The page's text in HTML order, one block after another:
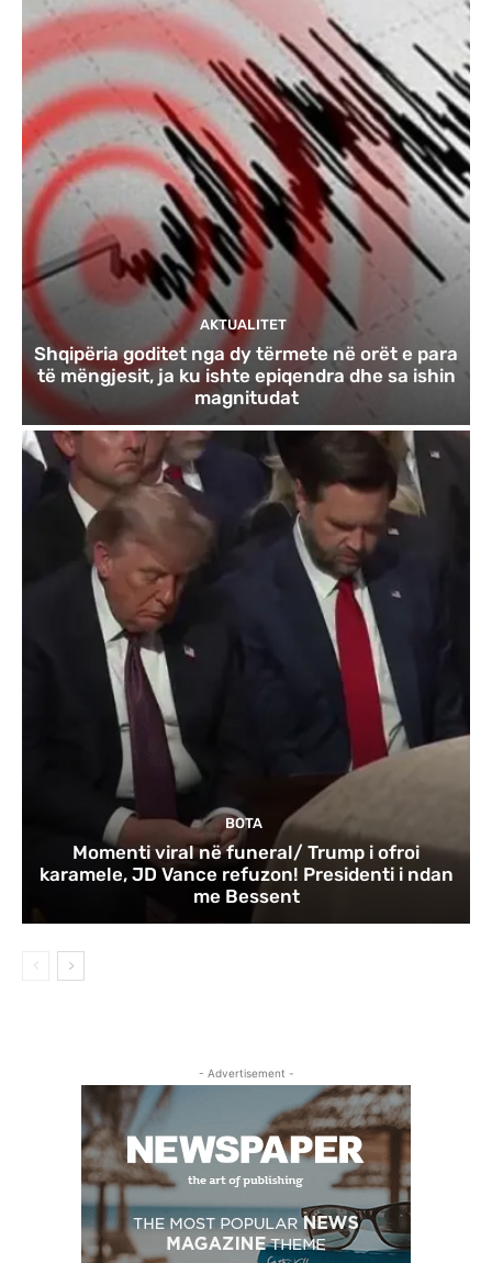
AKTUALITET
Shqipëria goditet nga dy tërmete në orët e para
të mëngjesit, ja ku ishte epiqendra dhe sa ishin
magnitudat
BOTA
Momenti viral në funeral/ Trump i ofroi
karamele, JD Vance refuzon! Presidenti i ndan
me Bessent
- Advertisement -